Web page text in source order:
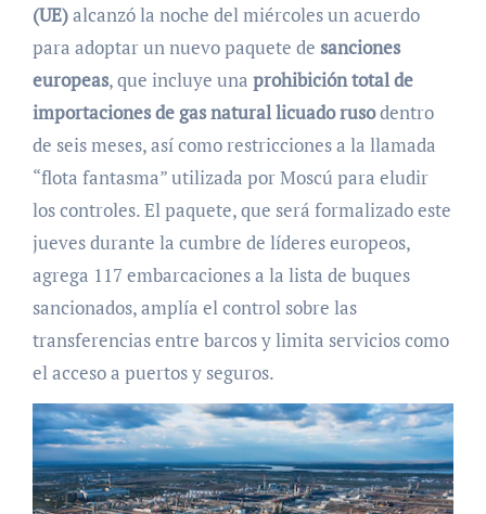
(UE)alcanzó la noche del miércoles un acuerdo
para adoptar un nuevo paquete de sanciones
europeas, que incluye una prohibición total de
importaciones de gas natural licuado rusodentro
de seis meses, así como restricciones a la llamada
“flota fantasma” utilizada por Moscú para eludir
los controles. El paquete, que será formalizado este
jueves durante la cumbre de líderes europeos,
agrega 117 embarcaciones a la lista de buques
sancionados, amplía el control sobre las
transferencias entre barcos y limita servicios como
el acceso a puertos y seguros.